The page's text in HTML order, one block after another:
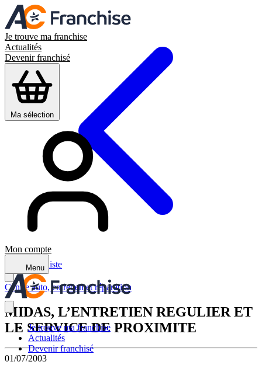
Je trouve ma franchise
Actualités
Devenir franchisé
Ma sélection
Mon compte
Menu
Je trouve ma franchise
Actualités
Devenir franchisé
Retour à la liste
Centre auto, entretien et réparation
MIDAS, L’ENTRETIEN REGULIER ET
LE SERVICE DE PROXIMITE
01/07/2003